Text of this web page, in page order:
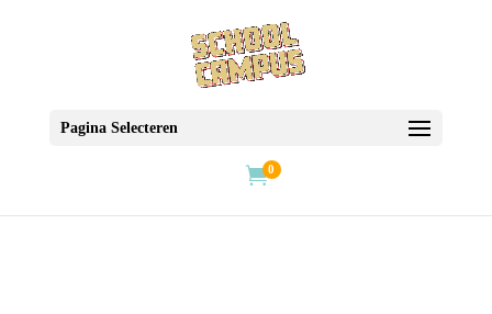
Pagina Selecteren
0